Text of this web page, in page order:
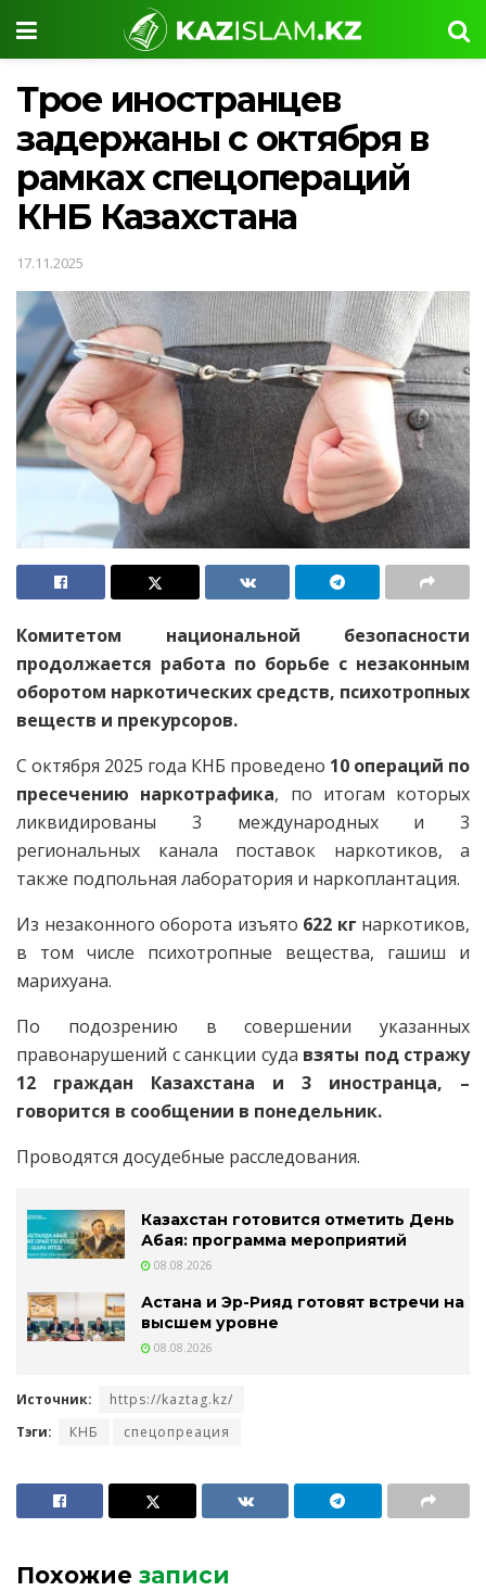
Трое иностранцев
задержаны с октября в
рамках спецопераций
КНБ Казахстана
17.11.2025
Комитетом национальной безопасности
продолжается работа по борьбе с незаконным
оборотом наркотических средств, психотропных
веществ и прекурсоров.
C октября 2025 года КНБ проведено 10 операций по
пресечению наркотрафика, по итогам которых
ликвидированы 3 международных и 3
региональных канала поставок наркотиков, а
также подпольная лаборатория и наркоплантация.
Из незаконного оборота изъято 622 кг наркотиков,
в том числе психотропные вещества, гашиш и
марихуана.
По подозрению в совершении указанных
правонарушений с санкции суда взяты под стражу
12 граждан
Казахстана и 3 иностранца, –
говорится в сообщении в понедельник.
Проводятся досудебные расследования.
Казахстан готовится отметить День
Абая: программа мероприятий
08.08.2026
Астана и Эр-Рияд готовят встречи на
высшем уровне
08.08.2026
Источник:
https://kaztag.kz/
Тэги:
КНБ спецопреация
Похожие записи